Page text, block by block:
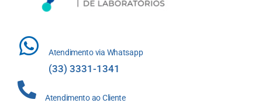
Atendimento via Whatsapp
(33) 3331-1341
Atendimento ao Cliente